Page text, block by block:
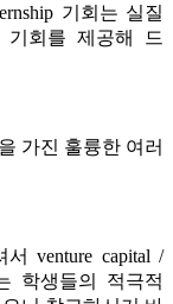
기회는 실질
기회를 제공해 드
가진 훌륭한 여러
venture capital /
학생들의 적극적